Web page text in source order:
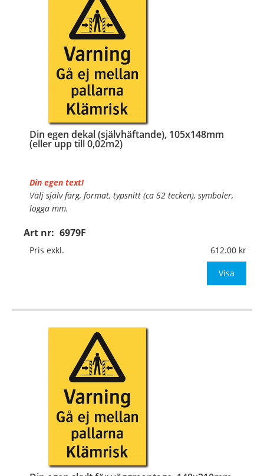
Din egen dekal (självhäftande), 105x148mm
(eller upp till 0,02m2)
Art nr: 6979F
Din egen text!
Välj själv färg, format, typsnitt (ca 52 tecken), symboler,
logga mm.
Material:Självhäftande folie
Mått:105x148mm (eller annat mått upp till 0,02m²)
Pris exkl. 612.00
Visa